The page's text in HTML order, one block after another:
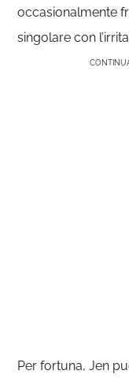
occasionalmente
singolare con
Per fortuna, Jen